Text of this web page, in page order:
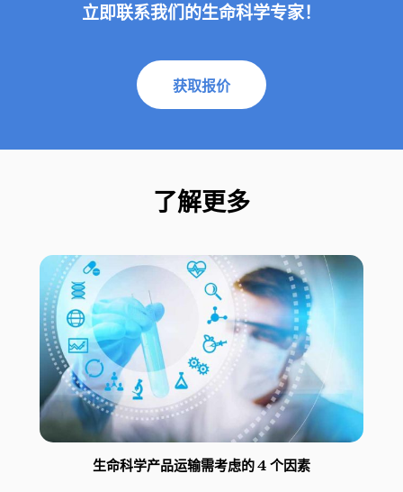
立即联系我们的生命科学专家！
获取报价
了解更多
生命科学产品运输需考虑的 4 个因素